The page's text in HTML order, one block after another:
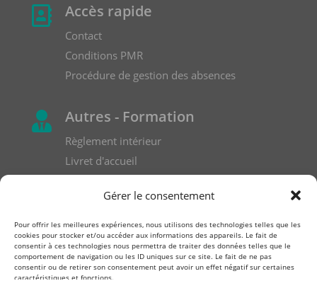
Gérer le consentement
Pour offrir les meilleures expériences, nous utilisons des technologies telles que les
cookies pour stocker et/ou accéder aux informations des appareils. Le fait de
consentir à ces technologies nous permettra de traiter des données telles que le
comportement de navigation ou les ID uniques sur ce site. Le fait de ne pas
consentir ou de retirer son consentement peut avoir un effet négatif sur certaines
caractéristiques et fonctions.
 Accès rapide
Contact
Conditions PMR
Procédure de gestion des absences
 Autres - Formation
Règlement intérieur
Livret d'accueil